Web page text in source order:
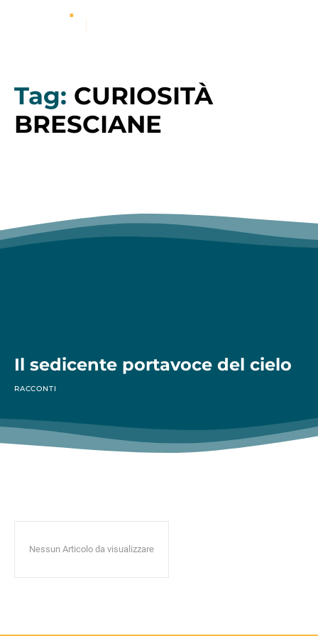
Tag: CURIOSITÀ
BRESCIANE
Il sedicente portavoce del cielo
RACCONTI
Nessun Articolo da visualizzare